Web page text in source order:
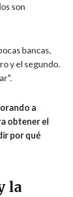
son
bancas,
y el segundo.
a
obtener el
por qué
la